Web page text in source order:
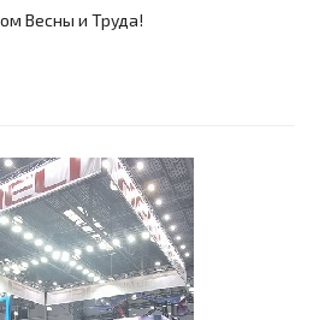
Весны и Труда!